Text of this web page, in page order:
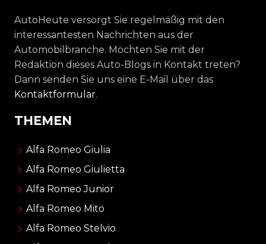
AutoHeute versorgt Sie regelmäßig mit den
interessantesten Nachrichten aus der
Automobilbranche. Möchten Sie mit der
Redaktion dieses Auto-Blogs in Kontakt treten?
Dann senden Sie uns eine E-Mail über das
Kontaktformular.
THEMEN
Alfa Romeo Giulia
Alfa Romeo Giulietta
Alfa Romeo Junior
Alfa Romeo Mito
Alfa Romeo Stelvio